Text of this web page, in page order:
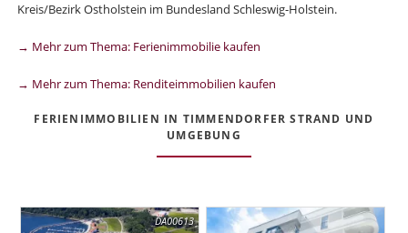
Kreis/Bezirk Ostholstein im Bundesland Schleswig-Holstein.
→ Mehr zum Thema: Ferienimmobilie kaufen
→ Mehr zum Thema: Renditeimmobilien kaufen
FERIENIMMOBILIEN IN TIMMENDORFER STRAND UND
UMGEBUNG
DA00613